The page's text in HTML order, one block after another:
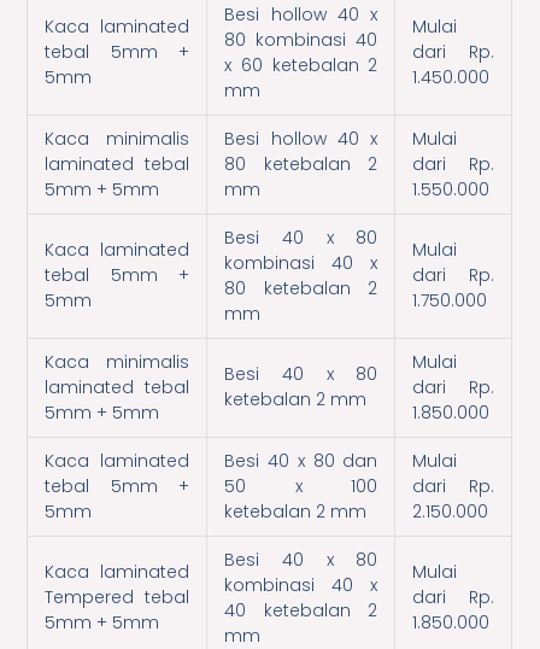
Kaca laminated
tebal 5mm +
5mm
Besi hollow 40 x
80 kombinasi 40
x 60 ketebalan 2
mm
Mulai
dari Rp.
1.450.000
Kaca minimalis
laminated tebal
5mm + 5mm
Besi hollow 40 x
80 ketebalan 2
mm
Mulai
dari Rp.
1.550.000
Kaca laminated
tebal 5mm +
5mm
Besi 40 x 80
kombinasi 40 x
80 ketebalan 2
mm
Mulai
dari Rp.
1.750.000
Kaca minimalis
laminated tebal
5mm + 5mm
Besi 40 x 80
ketebalan 2 mm
Mulai
dari Rp.
1.850.000
Kaca laminated
tebal 5mm +
5mm
Besi 40 x 80 dan
50 x 100
ketebalan 2 mm
Mulai
dari Rp.
2.150.000
Kaca laminated
Tempered tebal
5mm + 5mm
Besi 40 x 80
kombinasi 40 x
40 ketebalan 2
mm
Mulai
dari Rp.
1.850.000